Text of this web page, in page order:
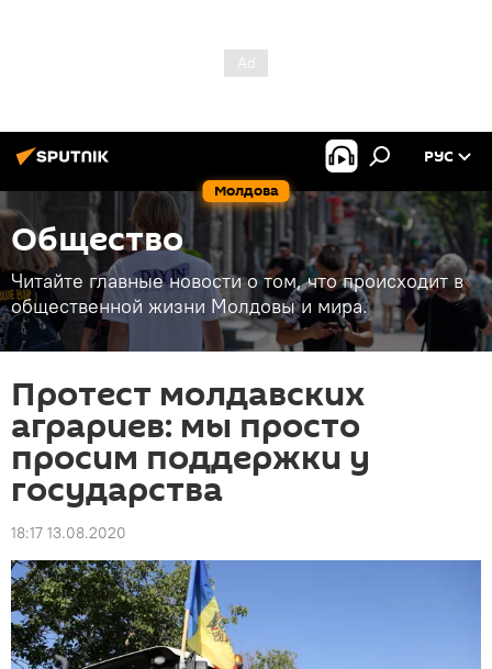
Молдова
РУС
Общество
Читайте главные новости о том, что происходит в
общественной жизни Молдовы и мира.
Протест молдавских
аграриев: мы просто
просим поддержки у
государства
18:17 13.08.2020